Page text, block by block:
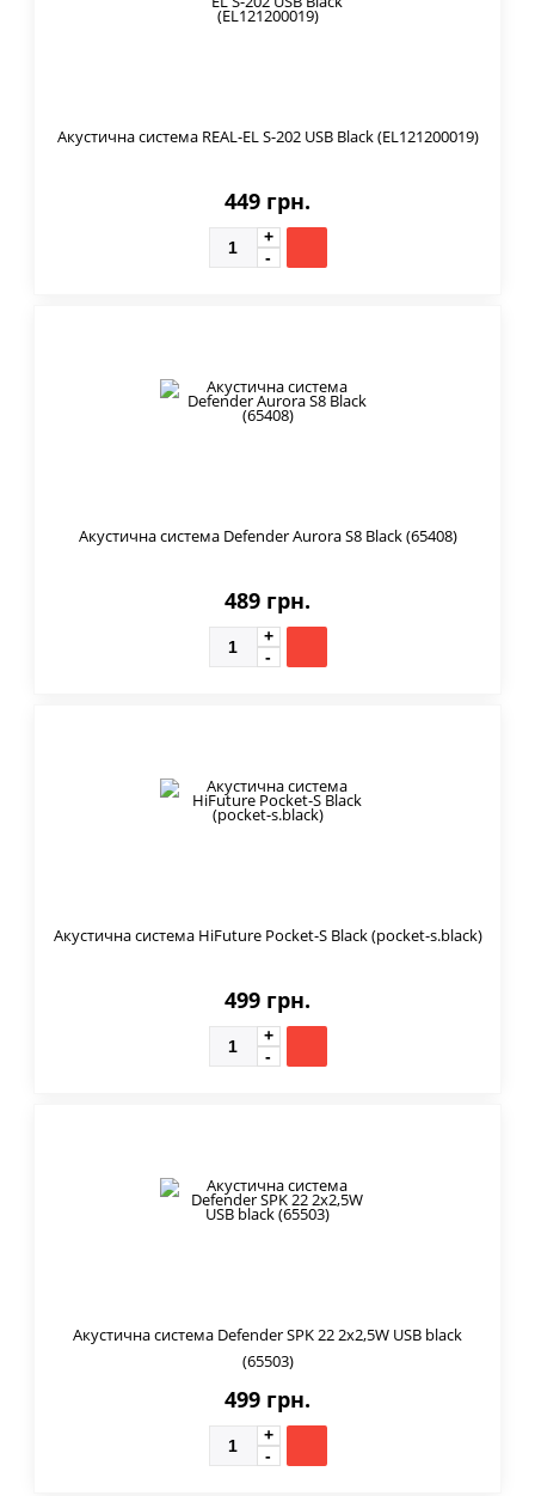
Акустична система REAL-EL S-202 USB Black (EL121200019)
449 грн.
Акустична система Defender Aurora S8 Black (65408)
489 грн.
Акустична система HiFuture Pocket-S Black (pocket-s.black)
499 грн.
Акустична система Defender SPK 22 2х2,5W USB black
(65503)
499 грн.